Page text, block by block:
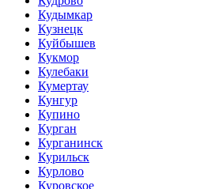
Кудымкар
Кузнецк
Куйбышев
Кукмор
Кулебаки
Кумертау
Кунгур
Купино
Курган
Курганинск
Курильск
Курлово
Куровское